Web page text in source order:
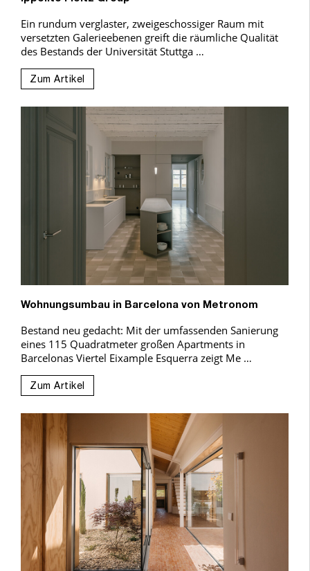
Ein rundum verglaster, zweigeschossiger Raum mit
versetzten Galerieebenen greift die räumliche Qualität
des Bestands der Universität Stuttga …
Zum Artikel
Wohnungsumbau in Barcelona von Metronom
Bestand neu gedacht: Mit der umfassenden Sanierung
eines 115 Quadratmeter großen Apartments in
Barcelonas Viertel Eixample Esquerra zeigt Me …
Zum Artikel